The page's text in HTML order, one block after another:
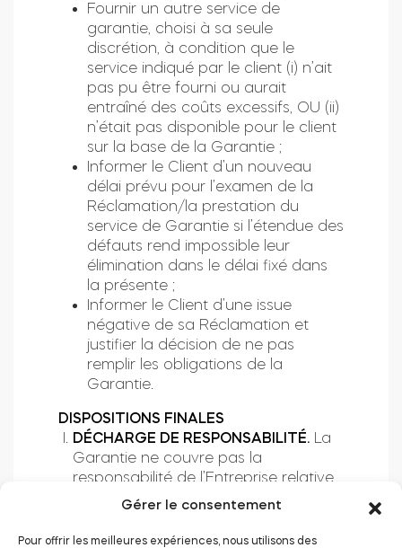
Gérer le consentement
Pour offrir les meilleures expériences, nous utilisons des
Fournir un autre service de
garantie, choisi à sa seule
discrétion, à condition que le
service indiqué par le client (i) n’ait
pas pu être fourni ou aurait
entraîné des coûts excessifs, OU (ii)
n’était pas disponible pour le client
sur la base de la Garantie ;
Informer le Client d’un nouveau
délai prévu pour l’examen de la
Réclamation/la prestation du
service de Garantie si l’étendue des
défauts rend impossible leur
élimination dans le délai fixé dans
la présente ;
Informer le Client d’une issue
négative de sa Réclamation et
justifier la décision de ne pas
remplir les obligations de la
Garantie.
DISPOSITIONS FINALES
DÉCHARGE DE RESPONSABILITÉ.
La
Garantie ne couvre pas la
responsabilité de l’Entreprise relative
à la conformité du Produit aux lois,
l’application appropriée ou à la